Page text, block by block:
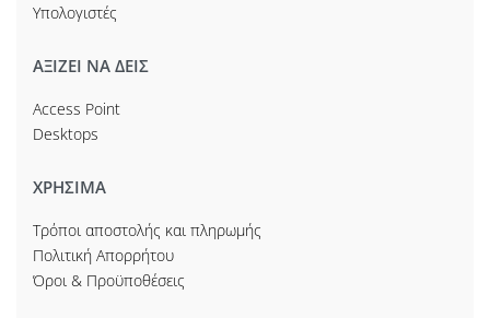
Υπολογιστές
ΑΞΙΖΕΙ ΝΑ ΔΕΙΣ
Access Point
Desktops
ΧΡΗΣΙΜΑ
Τρόποι αποστολής και πληρωμής
Πολιτική Απορρήτου
Όροι & Προϋποθέσεις